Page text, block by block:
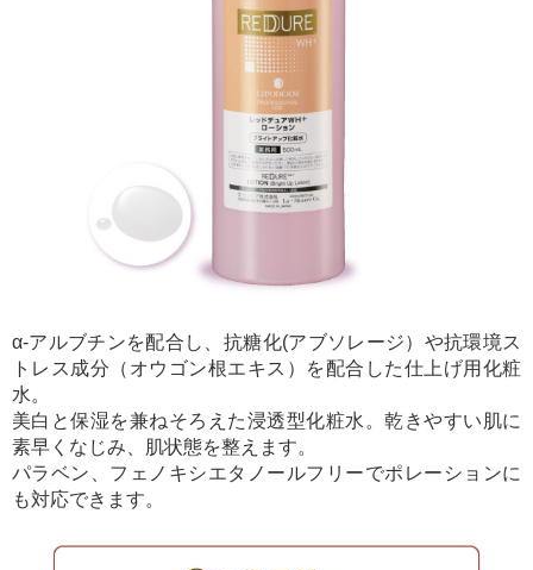
α-アルブチンを配合し、抗糖化(アブソレージ）や抗環境ス
トレス成分（オウゴン根エキス）を配合した仕上げ用化粧
水。
美白と保湿を兼ねそろえた浸透型化粧水。乾きやすい肌に
素早くなじみ、肌状態を整えます。
パラベン、フェノキシエタノールフリーでポレーションに
も対応できます。